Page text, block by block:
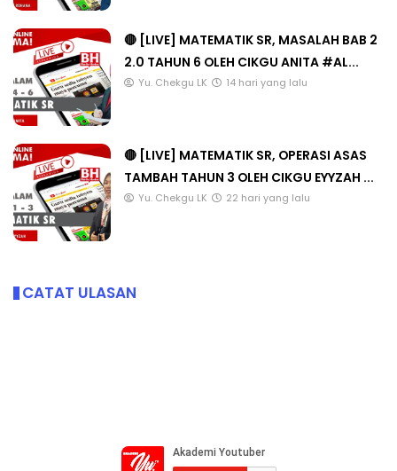
🔴 [LIVE] MATEMATIK SR, MASALAH BAB 2
2.0 TAHUN 6 OLEH CIKGU ANITA #AL...
Yu. Chekgu LK 14 hari yang lalu
🔴 [LIVE] MATEMATIK SR, OPERASI ASAS
TAMBAH TAHUN 3 OLEH CIKGU EYYZAH ...
Yu. Chekgu LK 22 hari yang lalu
CATAT ULASAN